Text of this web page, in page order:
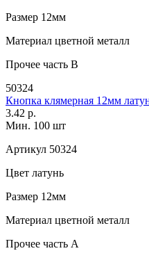
Размер 12мм
Материал цветной металл
Прочее часть B
50324
Кнопка клямерная 12мм
3.42 р.
Мин. 100 шт
Артикул 50324
Цвет латунь
Размер 12мм
Материал цветной металл
Прочее часть A